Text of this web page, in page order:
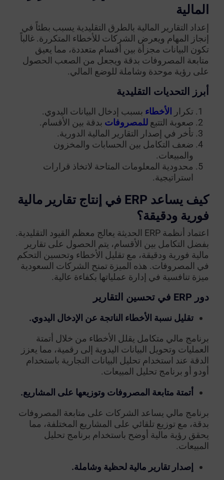
المالية
إعداد التقارير المالية بالطرق التقليدية يسبب بطئاً في
إنجاز المهام ويعرض الشركات للأخطاء المتكررة. غالباً
تكون البيانات مجزأة بين أقسام متعددة، مما يعيق
متابعة المصروفات بدقة ويجعل من الصعب الحصول
على رؤية موحدة وشاملة للوضع المالي.
أبرز التحديات التقليدية
تكرار الأخطاء بسبب إدخال البيانات اليدوي.
صعوبة التتبع للمصروفات بدقة بين الأقسام.
تأخر في إصدار التقارير المالية الدورية.
ضعف التكامل بين الحسابات والمخزون
والمبيعات.
محدودية المعلومات المتاحة لاتخاذ قرارات
استراتيجية.
كيف يساعد ERP في إنتاج تقارير مالية
فورية ودقيقة؟
اعتماد أنظمة ERP الحديثة يعالج معظم القيود التقليدية.
بفضل التكامل بين الأقسام، يتم الحصول على تقارير
مالية فورية ودقيقة، مع تقليل الأخطاء وتحسين التحكم
في المصروفات. هذه الميزة تمنح الشركات السعودية
ميزة تنافسية في إدارة عملياتها بكفاءة عالية.
دور ERP في تحسين التقارير
تقليل نسبة الأخطاء الناتجة عن الإدخال اليدوي.
برنامج مالي متكامل يقلل الأخطاء من خلال أتمتة
العمليات وتحويل البيانات اليدوية إلى رقمية، مما يعزز
الدقة عند استخدام تحليل البيانات التجارية باستخدام
أودو أو برنامج تحليل المبيعات.
أتمتة متابعة المصروفات وتوزيعها على المشاريع.
برنامج مالي يساعد الشركات على متابعة المصروفات
بدقة، مع توزيع تلقائي على المشاريع المختلفة، مما
يحقق رؤية مالية أوضح باستخدام برنامج تحليل
المبيعات.
إصدار تقارير مالية لحظية وشاملة.